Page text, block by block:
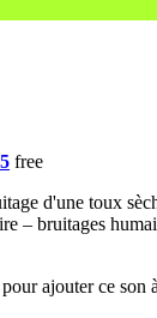
free
d'une toux
– bruitages